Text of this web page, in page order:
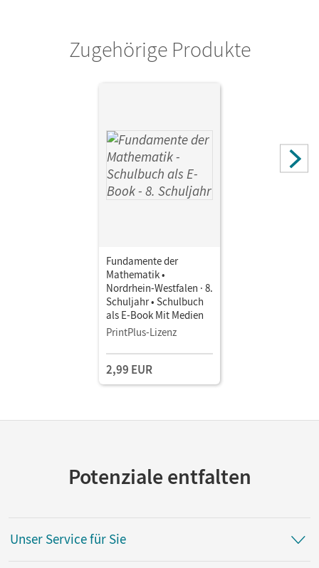
Zugehörige Produkte
Fundamente der
Mathematik •
Nordrhein-Westfalen · 8.
Schuljahr • Schulbuch
als E-Book Mit Medien
PrintPlus-Lizenz
2,99 EUR
Potenziale entfalten
Unser Service für Sie